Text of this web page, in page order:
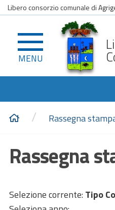
Libero consorzio comunale di
MENU
/ Rassegna
Rassegna
Selezione corrente: Tipo